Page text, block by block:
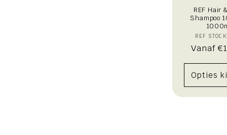
REF Hair
Shampoo
REF
Normale
prijs
Vanaf
Opties